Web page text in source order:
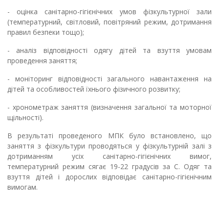
- оцінка санітарно-гігієнічних умов фізкультурної зали
(температурний, світловий, повітряний режим, дотримання
правил безпеки тощо);
- аналіз відповідності одягу дітей та взуття умовам
проведення заняття;
- моніторинг відповідності загального навантаження на
дітей та особливостей їхнього фізичного розвитку;
- хронометраж заняття (визначення загальної та моторної
щільності).
В результаті проведеного МПК було встановлено, що
заняття з фізкультури проводяться у фізкультурній залі з
дотриманням усіх санітарно-гігієнічних вимог,
температурний режим сягає 19-22 градусів за С. Одяг та
взуття дітей і дорослих відповідає санітарно-гігієнічним
вимогам.